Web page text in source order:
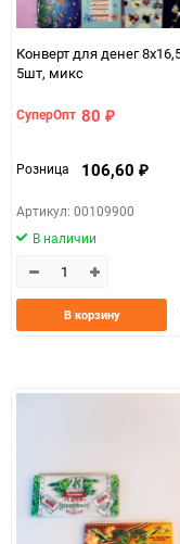
Конверт для денег 8х16,5см,
5шт, микс
СуперОпт 80 ₽
Розница 106,60 ₽
Артикул: 00109900
В наличии
В корзину